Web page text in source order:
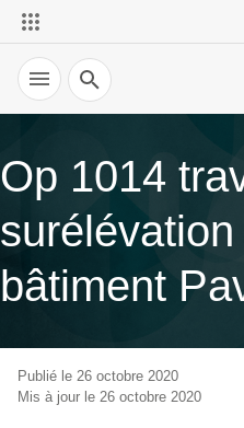
Recherche
Op 1014
surélévation
bâtiment
Publié le 26 octobre 2020
Mis à jour le 26 octobre 2020